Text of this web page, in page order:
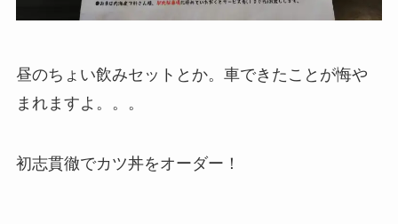
昼のちょい飲みセットとか。車できたことが悔や
まれますよ。。。
初志貫徹でカツ丼をオーダー！